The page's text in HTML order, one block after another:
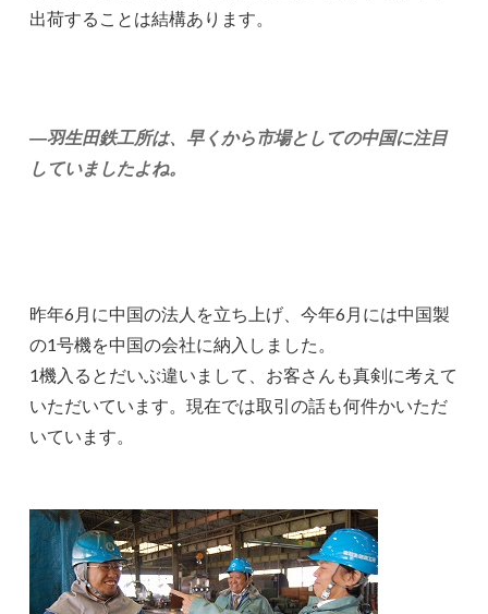
出荷することは結構あります。
―羽生田鉄工所は、早くから市場としての中国に注目
していましたよね。
昨年6月に中国の法人を立ち上げ、今年6月には中国製
の1号機を中国の会社に納入しました。
1機入るとだいぶ違いまして、お客さんも真剣に考えて
いただいています。現在では取引の話も何件かいただ
いています。